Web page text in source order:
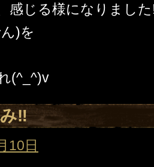
感じる様になりまし
)を
(^_^)v
‼️
10日